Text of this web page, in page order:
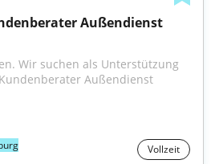
Außendienst
Wir suchen als Unterstützung
Kundenberater Außendienst
Vollzeit